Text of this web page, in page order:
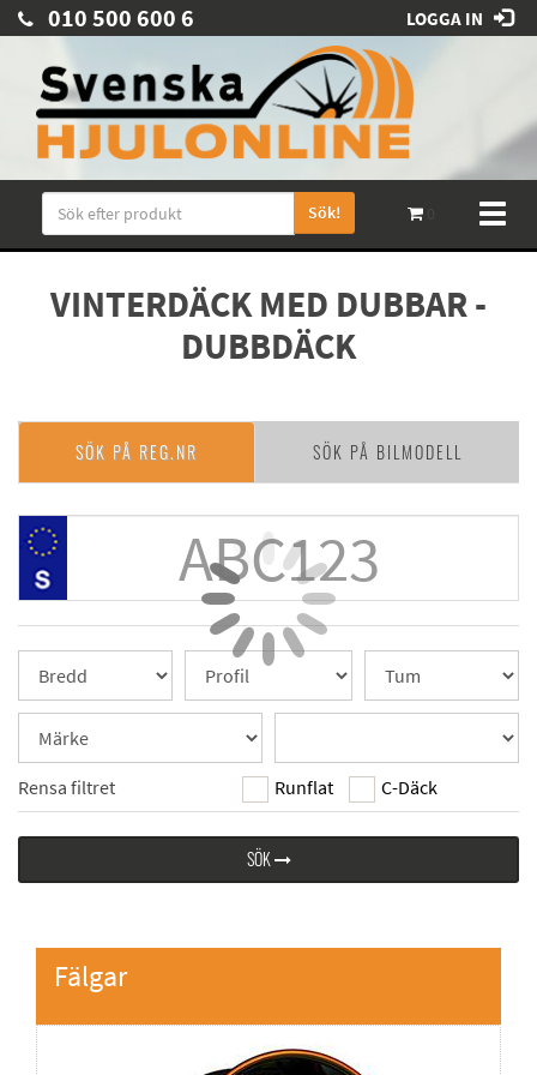
010 500 600 6 LOGGA IN
Sök!
VINTERDÄCK MED DUBBAR -
DUBBDÄCK
SÖK PÅ REG.NR SÖK PÅ BILMODELL
Rensa filtret Runflat C-Däck
SÖK
Fälgar